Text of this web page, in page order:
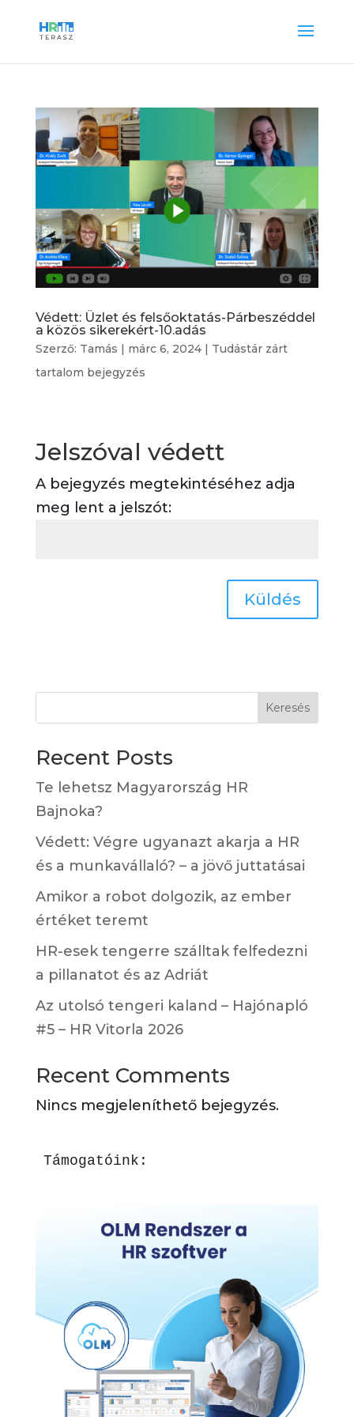
Védett: Üzlet és felsőoktatás-Párbeszéddel
a közös sikerekért-10.adás
Szerző: Tamás | márc 6, 2024| Tudástár zárt
tartalom bejegyzés
Jelszóval védett
A bejegyzés megtekintéséhez adja
meg lent a jelszót:
Küldés
Keresés
Recent Posts
Te lehetsz Magyarország HR
Bajnoka?
Védett: Végre ugyanazt akarja a HR
és a munkavállaló? – a jövő juttatásai
Amikor a robot dolgozik, az ember
értéket teremt
HR-esek tengerre szálltak felfedezni
a pillanatot és az Adriát
Az utolsó tengeri kaland – Hajónapló
#5 – HR Vitorla 2026
Recent Comments
Nincs megjeleníthető bejegyzés.
Támogatóink: